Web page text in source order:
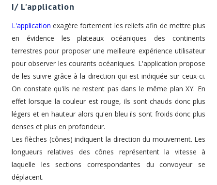
I/ L'application
L'application exagère fortement les reliefs afin de mettre plus
en évidence les plateaux océaniques des continents
terrestres pour proposer une meilleure expérience utilisateur
pour observer les courants océaniques. L'application propose
de les suivre grâce à la direction qui est indiquée sur ceux-ci.
On constate qu'ils ne restent pas dans le même plan XY. En
effet lorsque la couleur est rouge, ils sont chauds donc plus
légers et en hauteur alors qu'en bleu ils sont froids donc plus
denses et plus en profondeur.
Les flèches (cônes) indiquent la direction du mouvement. Les
longueurs relatives des cônes représentent la vitesse à
laquelle les sections correspondantes du convoyeur se
déplacent.